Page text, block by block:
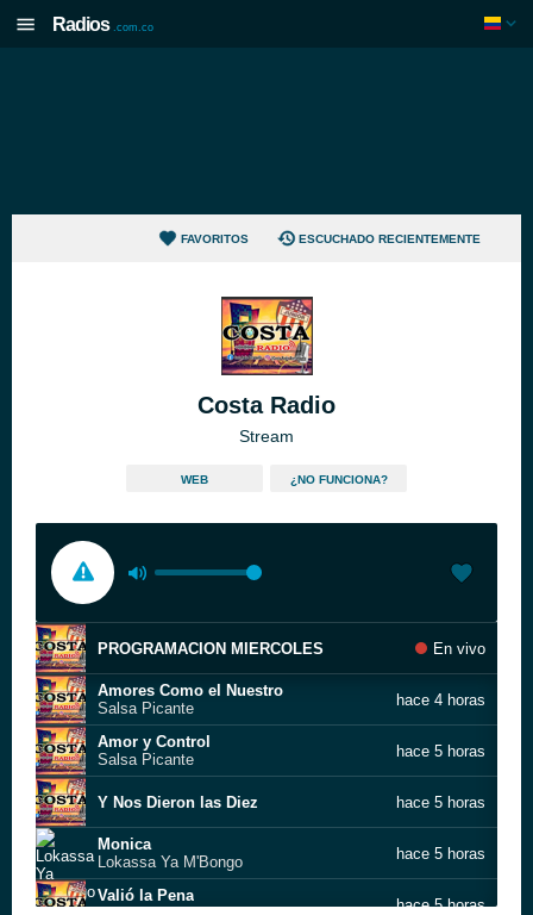
Radios .com.co
FAVORITOS ESCUCHADO RECIENTEMENTE
Costa Radio
Stream
WEB ¿NO FUNCIONA?
PROGRAMACION MIERCOLES En vivo
Amores Como el Nuestro
Salsa Picante
hace 4 horas
Amor y Control
Salsa Picante
hace 5 horas
Y Nos Dieron las Diez hace 5 horas
Monica
Lokassa Ya M'Bongo
hace 5 horas
Valió la Pena
hace 5 horas